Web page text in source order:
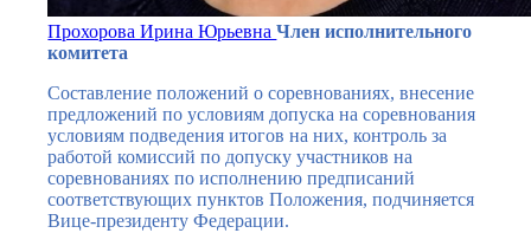
Прохорова Ирина ЮрьевнаЧлен исполнительного
комитета
Составление положений о соревнованиях, внесение
предложений по условиям допуска на соревнования
условиям подведения итогов на них, контроль за
работой комиссий по допуску участников на
соревнованиях по исполнению предписаний
соответствующих пунктов Положения, подчиняется
Вице-президенту Федерации.